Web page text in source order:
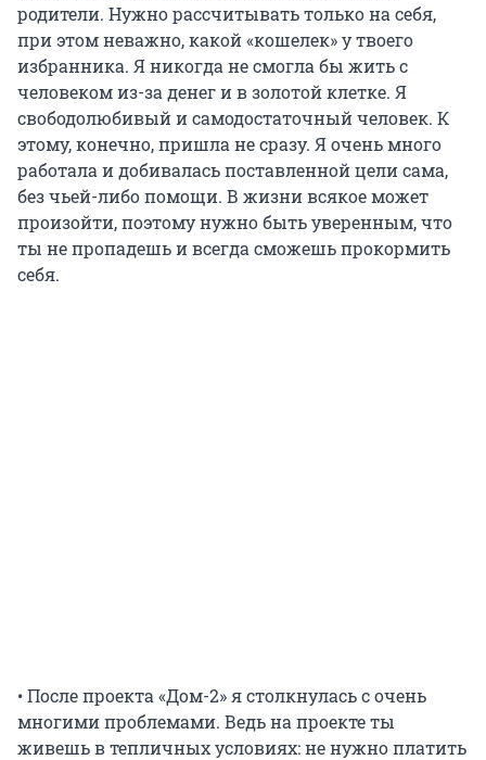
родители. Нужно рассчитывать только на себя,
при этом неважно, какой «кошелек» у твоего
избранника. Я никогда не смогла бы жить с
человеком из-за денег и в золотой клетке. Я
свободолюбивый и самодостаточный человек. К
этому, конечно, пришла не сразу. Я очень много
работала и добивалась поставленной цели сама,
без чьей-либо помощи. В жизни всякое может
произойти, поэтому нужно быть уверенным, что
ты не пропадешь и всегда сможешь прокормить
себя.
• После проекта «Дом-2» я столкнулась с очень
многими проблемами. Ведь на проекте ты
живешь в тепличных условиях: не нужно платить